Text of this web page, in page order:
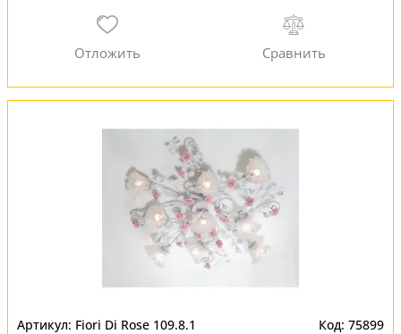
Fiori Di Rose 109.8.1 75899